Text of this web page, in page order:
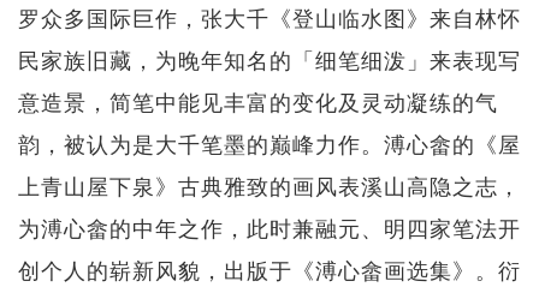
罗众多国际巨作，张大千《登山临水图》来自林怀
民家族旧藏，为晚年知名的「细笔细泼」来表现写
意造景，简笔中能见丰富的变化及灵动凝练的气
韵，被认为是大千笔墨的巅峰力作。溥心畲的《屋
上青山屋下泉》古典雅致的画风表溪山高隐之志，
为溥心畲的中年之作，此时兼融元、明四家笔法开
创个人的崭新风貌，出版于《溥心畲画选集》。衍